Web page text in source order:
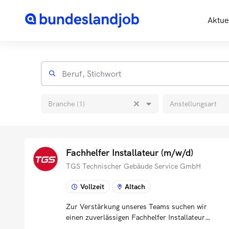
Branche (1) Anstellungsart
Fachhelfer Installateur (m/w/d)
TGS Technischer Gebäude Service GmbH
Vollzeit Altach
Zur Verstärkung unseres Teams suchen wir
einen zuverlässigen Fachhelfer Installateur